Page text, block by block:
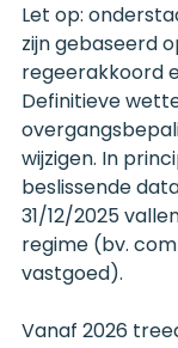
Let op:
zijn gebaseerd
regeerakkoord
Definitieve
wijzigen. In
beslissende
31/12/2025
regime (bv.
vastgoed).
Vanaf 2026